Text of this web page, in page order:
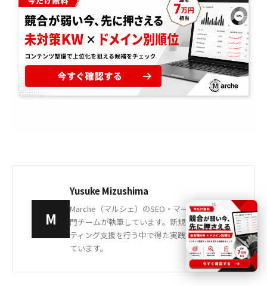
M
Yusuke Mizushima
Marche（マルシェ）のSEO・マーケティング専
門チームが執筆しています。新規事業のマーケ
ティング支援を行う中で得た実践知見を発信し
ています。